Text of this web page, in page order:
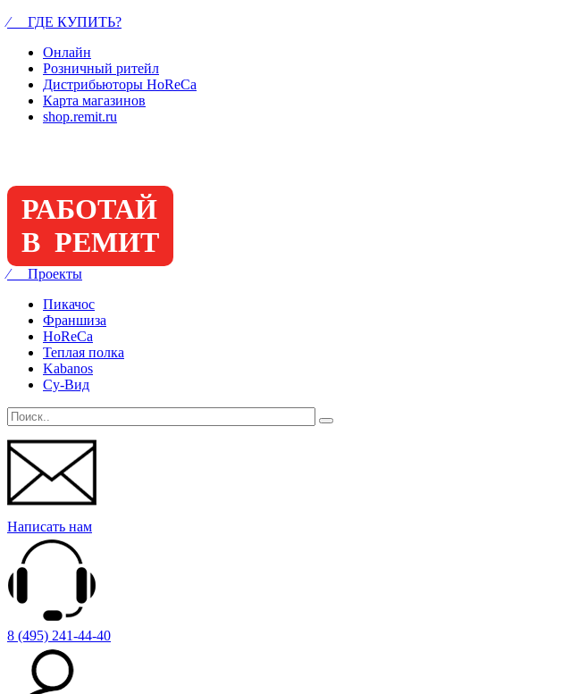
⁄ ГДЕ КУПИТЬ?
Онлайн
Розничный ритейл
Дистрибьюторы HoReCa
Карта магазинов
shop.remit.ru
РАБОТАЙ
В РЕМИТ
⁄ Проекты
Пикачос
Франшиза
HoReCa
Теплая полка
Kabanos
Су-Вид
Написать нам
8 (495) 241-44-40